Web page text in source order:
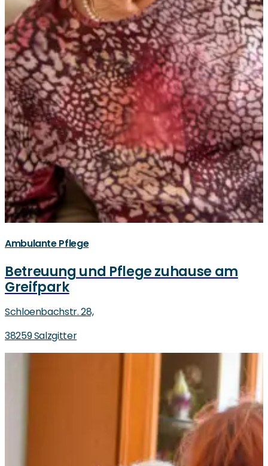
Ambulante Pflege
Betreuung und Pflege zuhause am
Greifpark
Schloenbachstr. 28,
38259 Salzgitter